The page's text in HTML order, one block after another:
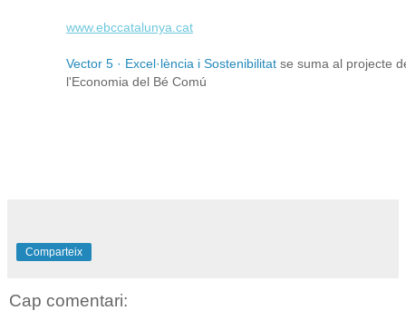
www.ebccatalunya.cat
Vector 5 · Excel·lència i Sostenibilitat se suma al projecte
l'Economia del Bé Comú
Comparteix
Cap comentari: